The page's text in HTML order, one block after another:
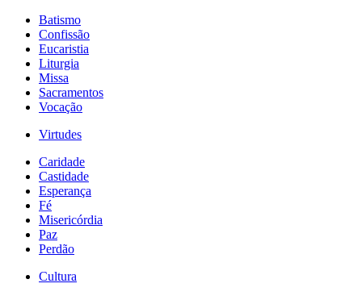
Batismo
Confissão
Eucaristia
Liturgia
Missa
Sacramentos
Vocação
Virtudes
Caridade
Castidade
Esperança
Fé
Misericórdia
Paz
Perdão
Cultura